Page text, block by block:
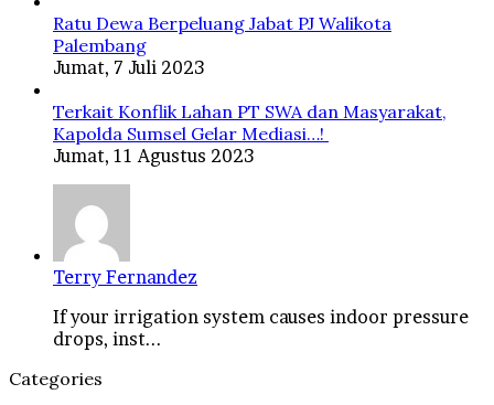
Ratu Dewa Berpeluang Jabat PJ Walikota
Palembang
Jumat, 7 Juli 2023
Terkait Konflik Lahan PT SWA dan Masyarakat,
Kapolda Sumsel Gelar Mediasi…!
Jumat, 11 Agustus 2023
Terry Fernandez
If your irrigation system causes indoor pressure
drops, inst...
Categories